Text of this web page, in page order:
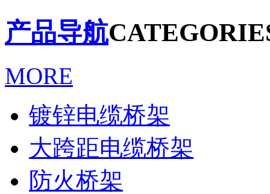
产品导航
MORE
镀锌电缆桥架
大跨距电缆桥架
防火桥架